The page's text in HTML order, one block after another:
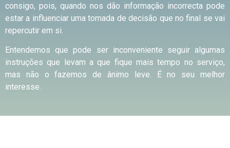
consigo, pois, quando nos dão informação incorrecta pode
estar a influenciar uma tomada de decisão que no final se vai
repercutir em si.
Entendemos que pode ser inconveniente seguir algumas
instruções que levam a que fique mais tempo no serviço,
mas não o fazemos de ânimo leve. É no seu melhor
interesse.